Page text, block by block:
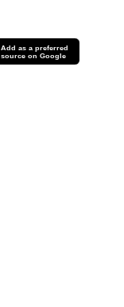
Add as a preferred
source on Google